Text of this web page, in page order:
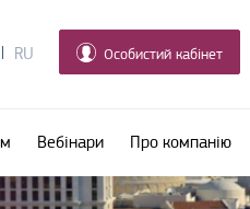
RU Особистий кабінет
Вебінари Про компанію